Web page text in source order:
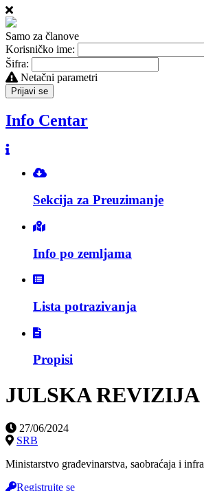
Samo za članove
Korisničko ime:
Šifra:
Netačni parametri
Prijavi se
Info Centar
Sekcija za Preuzimanje
Info po zemljama
Lista potrazivanja
Propisi
JULSKA REVIZIJA
27/06/2024
SRB
Ministarstvo građevinarstva, saobraćaja i
Registrujte se